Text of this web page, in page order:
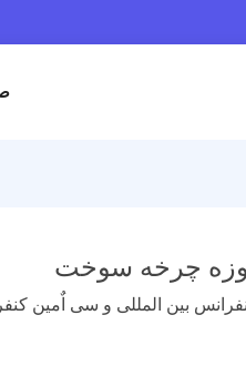
چرخه سوخت
بین المللی و سی اٌمین